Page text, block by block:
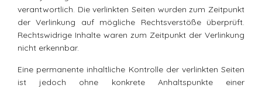
verantwortlich. Die verlinkten Seiten wurden zum Zeitpunkt
der Verlinkung auf mögliche Rechtsverstöße überprüft.
Rechtswidrige Inhalte waren zum Zeitpunkt der Verlinkung
nicht erkennbar.
Eine permanente inhaltliche Kontrolle der verlinkten Seiten
ist jedoch ohne konkrete Anhaltspunkte einer